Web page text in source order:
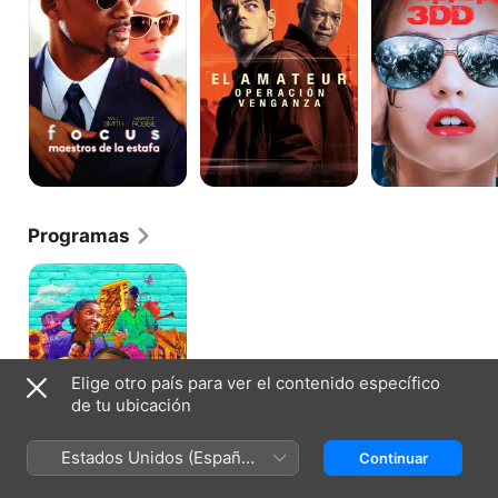
estafa
Venganza
Programas
Crutch
Elige otro país para ver el contenido específico
de tu ubicación
Estados Unidos (Español
México)
Continuar